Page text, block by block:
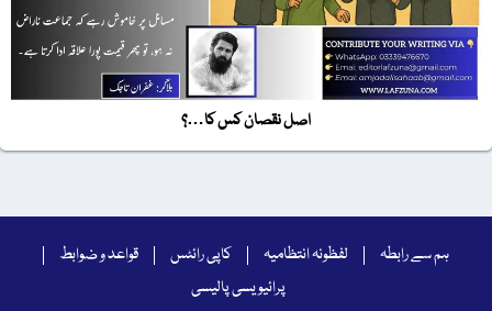
اصل نقصان کس کا…؟
ہم سے رابطہ لفظونہ انتظامیہ کاپی رائٹس
قواعد و ضوابط
پرائیویسی پالیسی